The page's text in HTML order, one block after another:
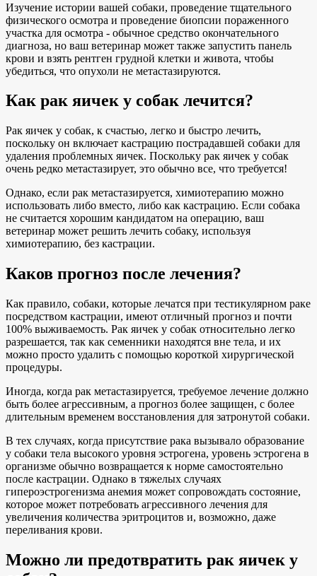
Изучение истории вашей собаки, проведение тщательного
физического осмотра и проведение биопсии пораженного
участка для осмотра - обычное средство окончательного
диагноза, но ваш ветеринар может также запустить панель
крови и взять рентген грудной клетки и живота, чтобы
убедиться, что опухоли не метастазируются.
Как рак яичек у собак лечится?
Рак яичек у собак, к счастью, легко и быстро лечить,
поскольку он включает кастрацию пострадавшей собаки для
удаления проблемных яичек. Поскольку рак яичек у собак
очень редко метастазирует, это обычно все, что требуется!
Однако, если рак метастазируется, химиотерапию можно
использовать либо вместо, либо как кастрацию. Если собака
не считается хорошим кандидатом на операцию, ваш
ветеринар может решить лечить собаку, используя
химиотерапию, без кастрации.
Каков прогноз после лечения?
Как правило, собаки, которые лечатся при тестикулярном раке
посредством кастрации, имеют отличный прогноз и почти
100% выживаемость. Рак яичек у собак относительно легко
разрешается, так как семенники находятся вне тела, и их
можно просто удалить с помощью короткой хирургической
процедуры.
Иногда, когда рак метастазируется, требуемое лечение должно
быть более агрессивным, а прогноз более защищен, с более
длительным временем восстановления для затронутой собаки.
В тех случаях, когда присутствие рака вызывало образование
у собаки тела высокого уровня эстрогена, уровень эстрогена в
организме обычно возвращается к норме самостоятельно
после кастрации. Однако в тяжелых случаях
гипероэстрогенизма анемия может сопровождать состояние,
которое может потребовать агрессивного лечения для
увеличения количества эритроцитов и, возможно, даже
переливания крови.
Можно ли предотвратить рак яичек у